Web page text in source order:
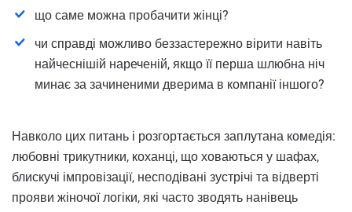
що саме можна пробачити жінці?
чи справді можливо беззастережно вірити навіть
найчеснішій нареченій, якщо її перша шлюбна ніч
минає за зачиненими дверима в компанії іншого?
Навколо цих питань і розгортається заплутана комедія:
любовні трикутники, коханці, що ховаються у шафах,
блискучі імпровізації, несподівані зустрічі та відверті
прояви жіночої логіки, які часто зводять нанівець